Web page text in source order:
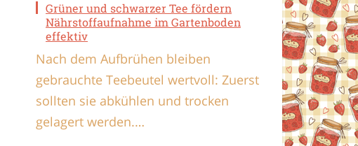
Grüner und schwarzer Tee fördern
Nährstoffaufnahme im Gartenboden
effektiv
Nach dem Aufbrühen bleiben
gebrauchte Teebeutel wertvoll: Zuerst
sollten sie abkühlen und trocken
gelagert werden.…